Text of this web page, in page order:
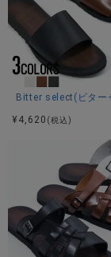
Bitter select(ビター
¥ 4,620 (税込)